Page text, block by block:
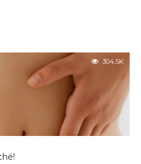
304.5K